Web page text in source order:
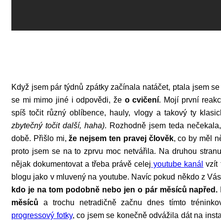
Když jsem pár týdnů zpátky začínala natáčet, ptala jsem
se mi mimo jiné i odpovědi, že o cvičení. Mojí první
spíš točit různý oblíbence, hauly, vlogy a takový ty
zbytečný točit další, haha). Rozhodně jsem teda
době. Přišlo mi,že nejsem ten pravej člověk, co by měl
proto jsem se na to zprvu moc netvářila. Na druhou
nějak dokumentovat a třeba právě celej youtube kanál vzít
blogu jako v mluvený na youtube. Navíc pokud někdo z
kdo je na tom podobně nebo jen o pár měsíců napřed.
měsíců a trochu netradičně začnu dnes tímto
progressový fotky, co jsem se konečně odvážila dát na